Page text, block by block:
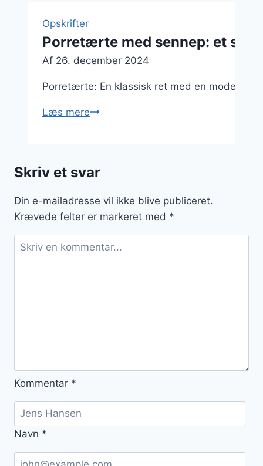
Opskrifter
Porretærte med sennep: et
Af 26. december 2024
Porretærte: En klassisk ret med en moderne
Læs merePorretærte
spicy
du
vil
elske
Skriv et svar
Din e-mailadresse vil ikke blive publiceret.
Krævede felter er markeret med *
Kommentar *
Navn *